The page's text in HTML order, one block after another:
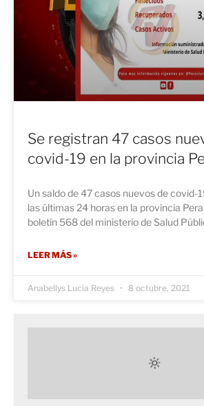
Se registran 47 casos
covid-19 en la provincia
Un saldo de 47 casos nuevos de covid-
las últimas 24 horas en la provincia
boletín 568 del ministerio de Salud
LEER MÁS »
Anabellys Lucia Reyes 8 octubre, 2021